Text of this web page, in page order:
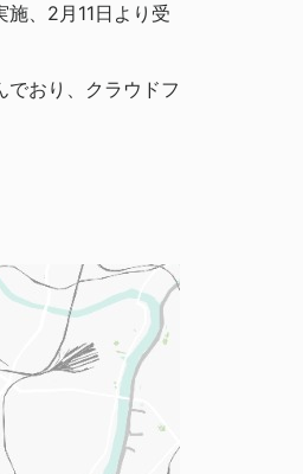
、2月11日より受
おり、クラウドフ